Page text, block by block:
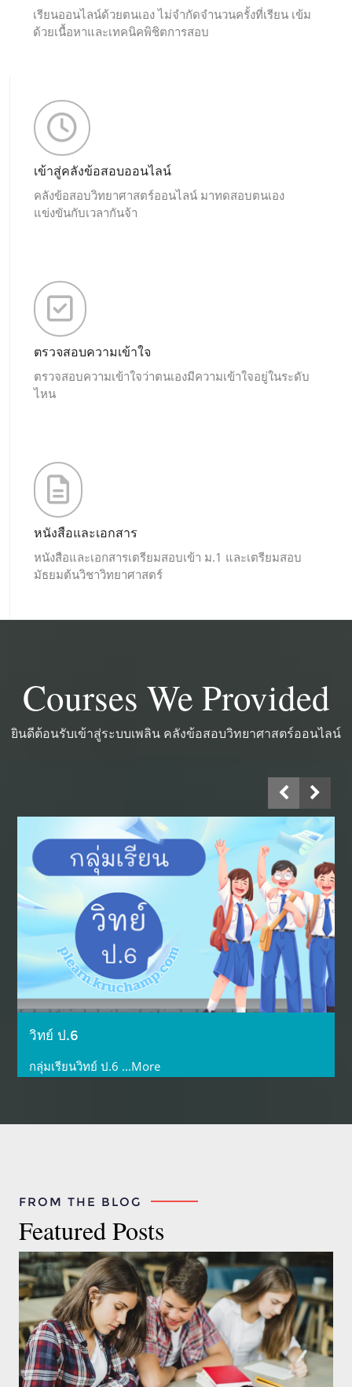
เรียนออนไลน์ด้วยตนเอง ไม่จำกัดจำนวนครั้งที่เรียน เข้ม
ด้วยเนื้อหาและเทคนิคพิชิตการสอบ
เข้าสู่คลังข้อสอบออนไลน์
คลังข้อสอบวิทยาศาสตร์ออนไลน์ มาทดสอบตนเอง
แข่งขันกับเวลากันจ้า
ตรวจสอบความเข้าใจ
ตรวจสอบความเข้าใจว่าตนเองมีความเข้าใจอยู่ในระดับ
ไหน
หนังสือและเอกสาร
หนังสือและเอกสารเตรียมสอบเข้า ม.1 และเตรียมสอบ
มัธยมต้นวิชาวิทยาศาสตร์
Courses We Provided
ยินดีต้อนรับเข้าสู่ระบบเพลิน คลังข้อสอบวิทยาศาสตร์ออนไลน์
วิทย์ ป.6
กลุ่มเรียนวิทย์ ป.6 ...More
FROM THE BLOG
Featured Posts